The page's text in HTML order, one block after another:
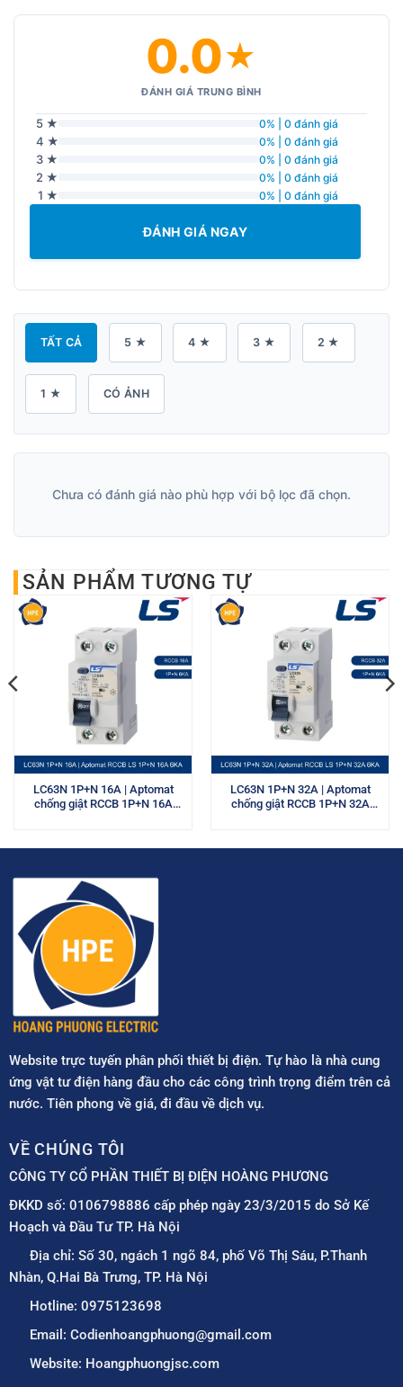
0.0★
ĐÁNH GIÁ TRUNG BÌNH
5 ★ 0% | 0 đánh giá
4 ★ 0% | 0 đánh giá
3 ★ 0% | 0 đánh giá
2 ★ 0% | 0 đánh giá
1 ★ 0% | 0 đánh giá
ĐÁNH GIÁ NGAY
TẤT CẢ 5 ★ 4 ★ 3 ★ 2 ★
1 ★ CÓ ẢNH
Chưa có đánh giá nào phù hợp với bộ lọc đã chọn.
SẢN PHẨM TƯƠNG TỰ
LC63N 1P+N 16A | Aptomat
chống giật RCCB 1P+N 16A
LC63N 1P+N 32A | Aptomat
chống giật RCCB 1P+N 32A
Website trực tuyến phân phối thiết bị điện. Tự hào là nhà cung
ứng vật tư điện hàng đầu cho các công trình trọng điểm trên cả
nước. Tiên phong về giá, đi đầu về dịch vụ.
VỀ CHÚNG TÔI
CÔNG TY CỔ PHẦN THIẾT BỊ ĐIỆN HOÀNG PHƯƠNG
ĐKKD số: 0106798886 cấp phép ngày 23/3/2015 do Sở Kế
Hoạch và Đầu Tư TP. Hà Nội
Địa chỉ: Số 30, ngách 1 ngõ 84, phố Võ Thị Sáu, P.Thanh
Nhàn, Q.Hai Bà Trưng, TP. Hà Nội
Hotline: 0975123698
Email: Codienhoangphuong@gmail.com
Website: Hoangphuongjsc.com